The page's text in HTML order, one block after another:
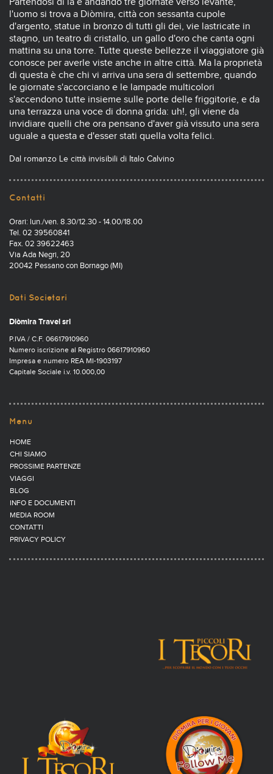
l'uomo si trova a Diòmira, città con sessanta cupole
d'argento, statue in bronzo di tutti gli dei, vie lastricate in
stagno, un teatro di cristallo, un gallo d'oro che canta ogni
mattina su una torre. Tutte queste bellezze il viaggiatore già
conosce per averle viste anche in altre città. Ma la proprietà
di questa è che chi vi arriva una sera di settembre, quando
le giornate s'accorciano e le lampade multicolori
s'accendono tutte insieme sulle porte delle friggitorie, e da
una terrazza una voce di donna grida: uh!, gli viene da
invidiare quelli che ora pensano d'aver già vissuto una sera
uguale a questa e d'esser stati quella volta felici.
Dal romanzo Le città invisibili di Italo Calvino
Contatti
Orari: lun./ven. 8.30/12.30 - 14.00/18.00
Tel. 02 39560841
Fax. 02 39622463
Via Ada Negri, 20
20042 Pessano con Bornago (MI)
Dati Societari
Diòmira Travel srl
P.IVA / C.F. 06617910960
Numero iscrizione al Registro 06617910960
Impresa e numero REA MI-1903197
Capitale Sociale i.v. 10.000,00
Menu
HOME
CHI SIAMO
PROSSIME PARTENZE
VIAGGI
BLOG
INFO E DOCUMENTI
MEDIA ROOM
CONTATTI
PRIVACY POLICY